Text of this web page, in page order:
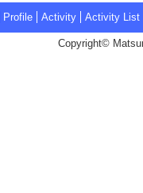
Profile Activity Activity List
Copyright©